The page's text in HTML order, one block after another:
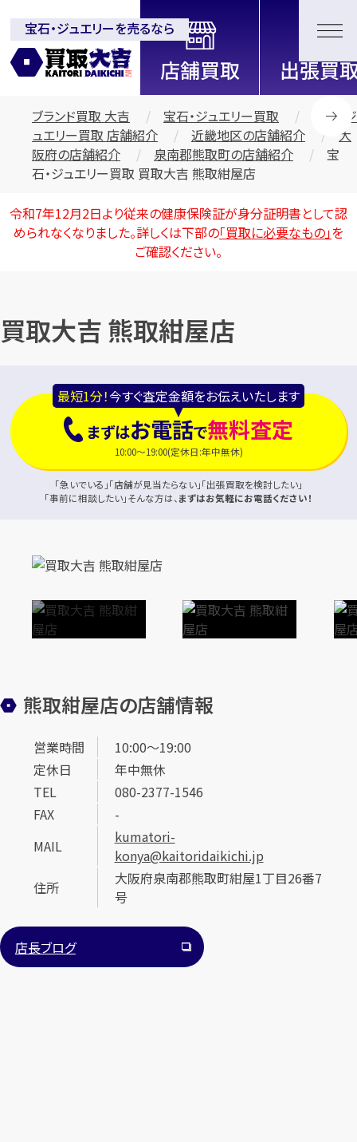
全国2200店舗以上展開中！信頼と実績の買取専門店「買取大
吉」
宝石・ジュエリーを売るなら
ブランド買取 大吉 宝石・ジュエリー買取
宝石・ジ
ュエリー買取 店舗紹介
近畿地区の店舗紹介
大
阪府の店舗紹介
泉南郡熊取町の店舗紹介
宝
石・ジュエリー買取 買取大吉 熊取紺屋店
令和7年12月2日より従来の健康保険証が身分証明書として認
められなくなりました。詳しくは下部の「買取に必要なもの」を
ご確認ください。
買取大吉 熊取紺屋店
最短1分！今すぐ査定金額をお伝えいたします
まずはお電話で無料査定
10:00～19:00(定休日:年中無休)
「急いでいる」「店舗が見当たらない」「出張買取を検討したい」
「事前に相談したい」そんな方は、まずはお気軽にお電話ください！
熊取紺屋店の店舗情報
営業時間
10:00～19:00
定休日
年中無休
TEL
080-2377-1546
FAX
-
MAIL
kumatori-
konya@kaitoridaikichi.jp
住所
大阪府泉南郡熊取町紺屋1丁目26番7
号
店長ブログ